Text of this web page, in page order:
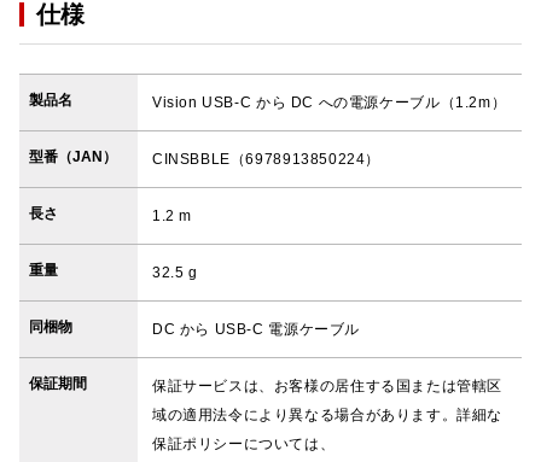
仕様
製品名 Vision USB-C から DC への電源ケーブル（1.2m）
型番（JAN） CINSBBLE（6978913850224）
長さ 1.2 m
重量 32.5 g
同梱物 DC から USB-C 電源ケーブル
保証期間
保証サービスは、お客様の居住する国または管轄区
域の適用法令により異なる場合があります。詳細な
保証ポリシーについては、